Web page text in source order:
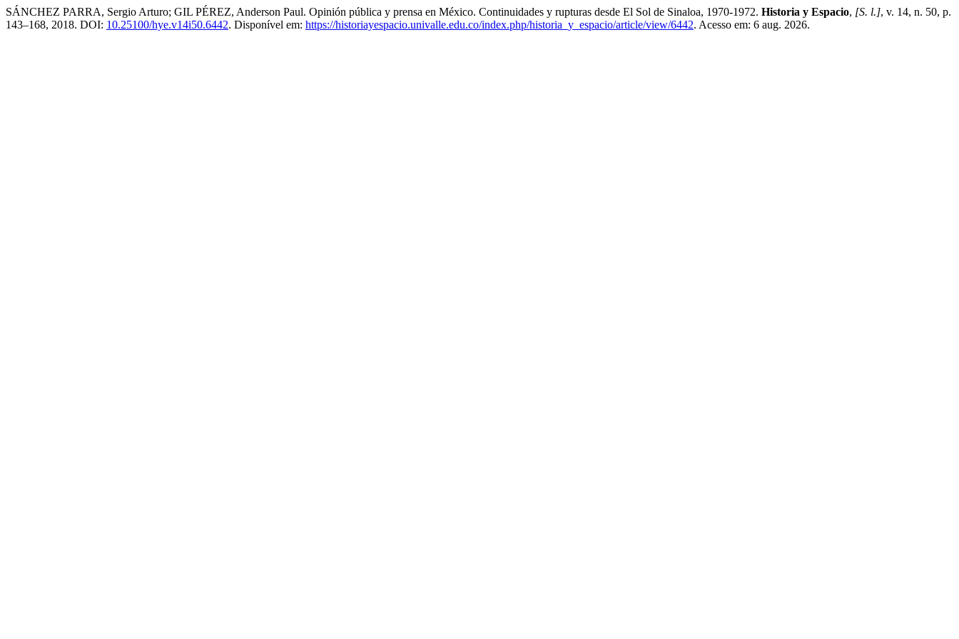
SÁNCHEZ PARRA, Sergio Arturo; GIL PÉREZ, Anderson Paul. Opinión pública y prensa en México. Continuidades y rupturas desde El Sol de Sinaloa, 1970-1972. Historia y Espacio, [S. l.], v. 14, n. 50, p.
143–168, 2018. DOI: 10.25100/hye.v14i50.6442. Disponível em: https://historiayespacio.univalle.edu.co/index.php/historia_y_espacio/article/view/6442. Acesso em: 6 aug. 2026.